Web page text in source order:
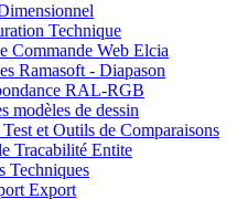
Technique
Commande Web Elcia
Ramasoft - Diapason
RAL-RGB
modèles de dessin
et Outils de Comparaisons
Tracabilité Entite
Techniques
Export